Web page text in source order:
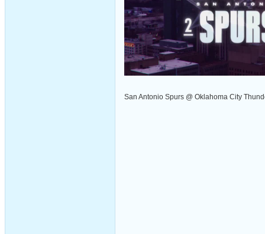
San Antonio Spurs @ Oklahoma City